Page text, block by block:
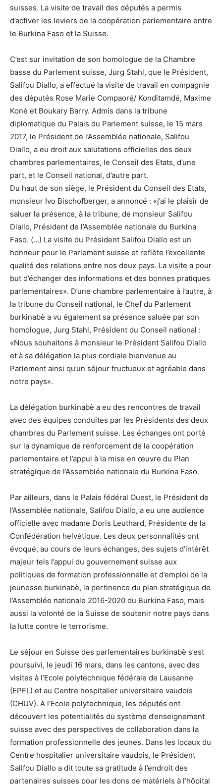
suisses. La visite de travail des députés a permis
d’activer les leviers de la coopération parlementaire entre
le Burkina Faso et la Suisse.
C’est sur invitation de son homologue de la Chambre
basse du Parlement suisse, Jurg Stahl, que le Président,
Salifou Diallo, a effectué la visite de travail en compagnie
des députés Rose Marie Compaoré/ Konditamdé, Maxime
Koné et Boukary Barry. Admis dans la tribune
diplomatique du Palais du Parlement suisse, le 15 mars
2017, le Président de l’Assemblée nationale, Salifou
Diallo, a eu droit aux salutations officielles des deux
chambres parlementaires, le Conseil des Etats, d’une
part, et le Conseil national, d’autre part.
Du haut de son siège, le Président du Conseil des Etats,
monsieur Ivo Bischofberger, a annoncé : «j’ai le plaisir de
saluer la présence, à la tribune, de monsieur Salifou
Diallo, Président de l’Assemblée nationale du Burkina
Faso. (…) La visite du Président Salifou Diallo est un
honneur pour le Parlement suisse et reflète l’excellente
qualité des relations entre nos deux pays. La visite a pour
but d’échanger des informations et des bonnes pratiques
parlementaires». D’une chambre parlementaire à l’autre, à
la tribune du Conseil national, le Chef du Parlement
burkinabè a vu également sa présence saluée par son
homologue, Jurg Stahl, Président du Conseil national :
«Nous souhaitons à monsieur le Président Salifou Diallo
et à sa délégation la plus cordiale bienvenue au
Parlement ainsi qu’un séjour fructueux et agréable dans
notre pays».
La délégation burkinabè a eu des rencontres de travail
avec des équipes conduites par les Présidents des deux
chambres du Parlement suisse. Les échanges ont porté
sur la dynamique de renforcement de la coopération
parlementaire et l’appui à la mise en œuvre du Plan
stratégique de l’Assemblée nationale du Burkina Faso.
Par ailleurs, dans le Palais fédéral Ouest, le Président de
l’Assemblée nationale, Salifou Diallo, a eu une audience
officielle avec madame Doris Leuthard, Présidente de la
Confédération helvétique. Les deux personnalités ont
évoqué, au cours de leurs échanges, des sujets d’intérêt
majeur tels l’appui du gouvernement suisse aux
politiques de formation professionnelle et d’emploi de la
jeunesse burkinabè, la pertinence du plan stratégique de
l’Assemblée nationale 2016-2020 du Burkina Faso, mais
aussi la volonté de la Suisse de soutenir notre pays dans
la lutte contre le terrorisme.
Le séjour en Suisse des parlementaires burkinabè s’est
poursuivi, le jeudi 16 mars, dans les cantons, avec des
visites à l’Ecole polytechnique fédérale de Lausanne
(EPFL) et au Centre hospitalier universitaire vaudois
(CHUV). A l’Ecole polytechnique, les députés ont
découvert les potentialités du système d’enseignement
suisse avec des perspectives de collaboration dans la
formation professionnelle des jeunes. Dans les locaux du
Centre hospitalier universitaire vaudois, le Président
Salifou Diallo a dit toute sa gratitude à l’endroit des
partenaires suisses pour les dons de matériels à l’hôpital